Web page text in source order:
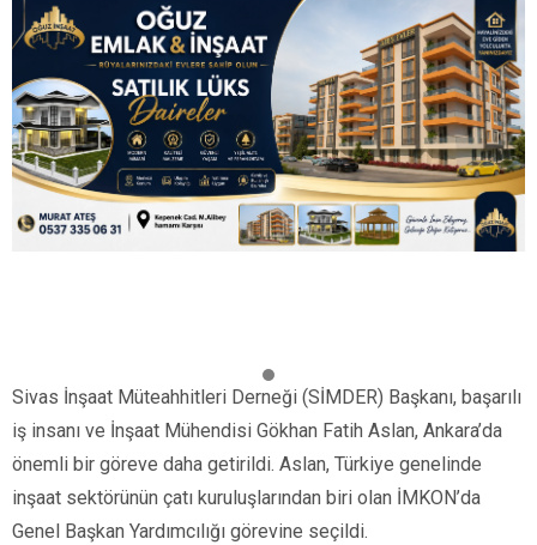
Sivas İnşaat Müteahhitleri Derneği (SİMDER) Başkanı, başarılı
iş insanı ve İnşaat Mühendisi Gökhan Fatih Aslan, Ankara’da
önemli bir göreve daha getirildi. Aslan, Türkiye genelinde
inşaat sektörünün çatı kuruluşlarından biri olan İMKON’da
Genel Başkan Yardımcılığı görevine seçildi.